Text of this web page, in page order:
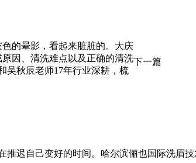
下一篇
的晕影，看起来脏脏的。大庆
因、清洗难点以及正确的清洗
吴秋辰老师17年行业深耕，梳
迟自己变好的时间。哈尔滨俪也国际洗眉